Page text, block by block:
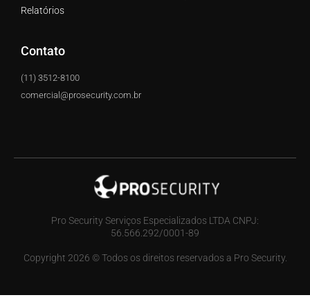
Relatórios
Contato
(11) 3512-8100
comercial@prosecurity.com.br
Pro Security Serviços Especializados LTDA CNPJ:
56.566.292/0001-89
Copyright 2026 © Todos os direitos reservados a Pro Security.